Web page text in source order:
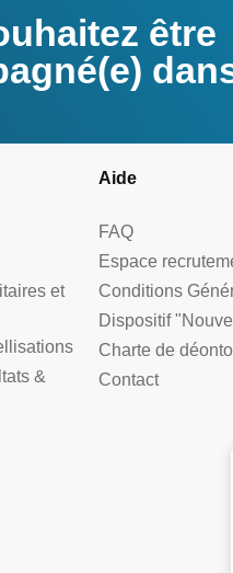
être
et
&
Aide
FAQ
Espace
Conditions
Dispositif
Charte de
Contact